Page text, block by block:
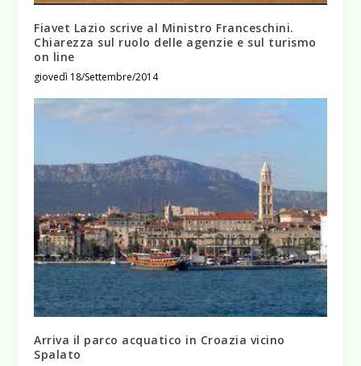
Fiavet Lazio scrive al Ministro Franceschini.
Chiarezza sul ruolo delle agenzie e sul turismo
on line
giovedì 18/Settembre/2014
Arriva il parco acquatico in Croazia vicino
Spalato